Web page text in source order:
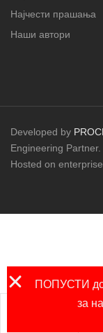
Најчести прашања
Наши автори
Developed by
Engineering Partner.
Hosted on
ПОПУСТИ
за